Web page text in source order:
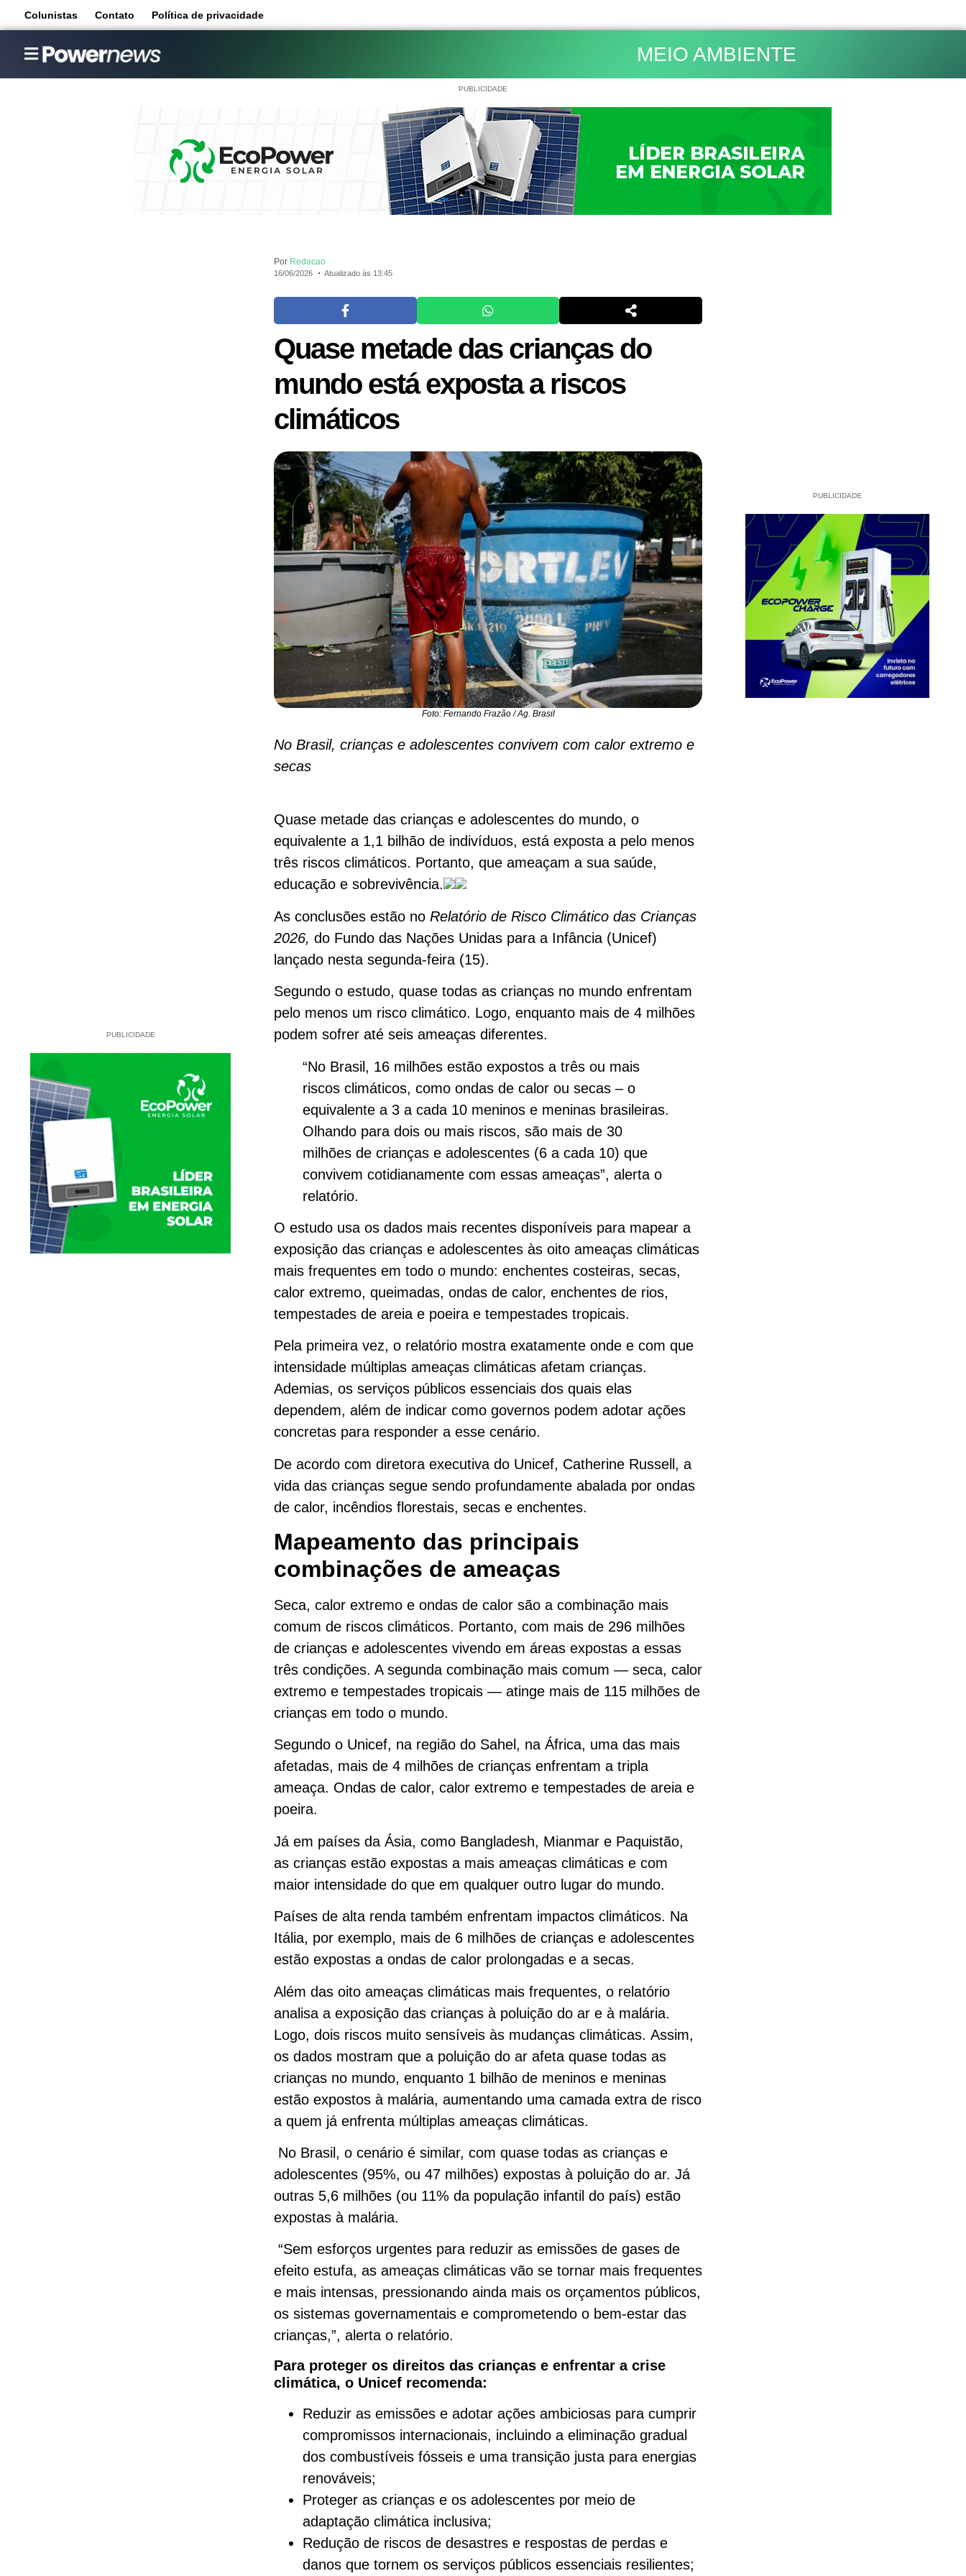
Colunistas Contato Política de privacidade
MEIO AMBIENTE
PUBLICIDADE
PUBLICIDADE
Por Redacao
16/06/2026 Atualizado às 13:45
Quase metade das crianças do
mundo está exposta a riscos
climáticos
Foto: Fernando Frazão / Ag. Brasil
No Brasil, crianças e adolescentes convivem com calor extremo e
secas
Quase metade das crianças e adolescentes do mundo, o
equivalente a 1,1 bilhão de indivíduos, está exposta a pelo menos
três riscos climáticos. Portanto, que ameaçam a sua saúde,
educação e sobrevivência.
As conclusões estão noRelatório de Risco Climático das Crianças
2026, do Fundo das Nações Unidas para a Infância (Unicef)
lançado nesta segunda-feira (15).
Segundo o estudo, quase todas as crianças no mundo enfrentam
pelo menos um risco climático. Logo, enquanto mais de 4 milhões
podem sofrer até seis ameaças diferentes.
“No Brasil, 16 milhões estão expostos a três ou mais
riscos climáticos, como ondas de calor ou secas – o
equivalente a 3 a cada 10 meninos e meninas brasileiras.
Olhando para dois ou mais riscos, são mais de 30
milhões de crianças e adolescentes (6 a cada 10) que
convivem cotidianamente com essas ameaças”, alerta o
relatório.
O estudo usa os dados mais recentes disponíveis para mapear a
exposição das crianças e adolescentes às oito ameaças climáticas
mais frequentes em todo o mundo: enchentes costeiras, secas,
calor extremo, queimadas, ondas de calor, enchentes de rios,
tempestades de areia e poeira e tempestades tropicais.
Pela primeira vez, o relatório mostra exatamente onde e com que
intensidade múltiplas ameaças climáticas afetam crianças.
Ademias, os serviços públicos essenciais dos quais elas
dependem, além de indicar como governos podem adotar ações
concretas para responder a esse cenário.
De acordo com diretora executiva do Unicef, Catherine Russell, a
vida das crianças segue sendo profundamente abalada por ondas
de calor, incêndios florestais, secas e enchentes.
Mapeamento das principais
combinações de ameaças
Seca, calor extremo e ondas de calor são a combinação mais
comum de riscos climáticos. Portanto, com mais de 296 milhões
de crianças e adolescentes vivendo em áreas expostas a essas
três condições. A segunda combinação mais comum — seca, calor
extremo e tempestades tropicais — atinge mais de 115 milhões de
crianças em todo o mundo.
Segundo o Unicef, na região do Sahel, na África, uma das mais
afetadas, mais de 4 milhões de crianças enfrentam a tripla
ameaça. Ondas de calor, calor extremo e tempestades de areia e
poeira.
Já em países da Ásia, como Bangladesh, Mianmar e Paquistão,
as crianças estão expostas a mais ameaças climáticas e com
maior intensidade do que em qualquer outro lugar do mundo.
Países de alta renda também enfrentam impactos climáticos. Na
Itália, por exemplo, mais de 6 milhões de crianças e adolescentes
estão expostas a ondas de calor prolongadas e a secas.
Além das oito ameaças climáticas mais frequentes, o relatório
analisa a exposição das crianças à poluição do ar e à malária.
Logo, dois riscos muito sensíveis às mudanças climáticas. Assim,
os dados mostram que a poluição do ar afeta quase todas as
crianças no mundo, enquanto 1 bilhão de meninos e meninas
estão expostos à malária, aumentando uma camada extra de risco
a quem já enfrenta múltiplas ameaças climáticas.
No Brasil, o cenário é similar, com quase todas as crianças e
adolescentes (95%, ou 47 milhões) expostas à poluição do ar. Já
outras 5,6 milhões (ou 11% da população infantil do país) estão
expostas à malária.
“Sem esforços urgentes para reduzir as emissões de gases de
efeito estufa, as ameaças climáticas vão se tornar mais frequentes
e mais intensas, pressionando ainda mais os orçamentos públicos,
os sistemas governamentais e comprometendo o bem-estar das
crianças,”, alerta o relatório.
Para proteger os direitos das crianças e enfrentar a crise
climática, o Unicef recomenda:
Reduzir as emissões e adotar ações ambiciosas para cumprir
compromissos internacionais, incluindo a eliminação gradual
dos combustíveis fósseis e uma transição justa para energias
renováveis;
Proteger as crianças e os adolescentes por meio de
adaptação climática inclusiva;
Redução de riscos de desastres e respostas de perdas e
danos que tornem os serviços públicos essenciais resilientes;
PUBLICIDADE